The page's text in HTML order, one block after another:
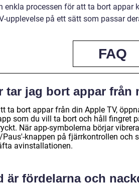
enkla processen för att ta bort appar
upplevelse på ett sätt som passar
FAQ
tar jag bort appar från
ta bort appar från din Apple TV,
som du vill ta bort och håll fingret
När app-symbolerna börjar
knappen på fjärrkontrollen och
avinstallationen.
är fördelarna och